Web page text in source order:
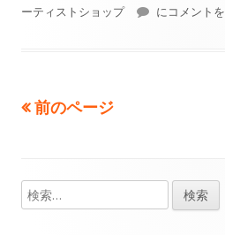
開
成
テ
ーティストショップ
隙間の晴れ間
にコメント
投
の
前のページ
メ
検
索: